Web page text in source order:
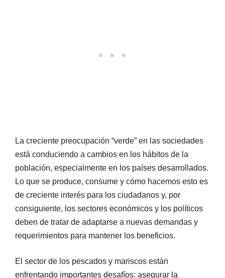
La creciente preocupación “verde” en las sociedades
está conduciendo a cambios en los hábitos de la
población, especialmente en los países desarrollados.
Lo que se produce, consume y cómo hacemos esto es
de creciente interés para los ciudadanos y, por
consiguiente, los sectores económicos y los políticos
deben de tratar de adaptarse a nuevas demandas y
requerimientos para mantener los beneficios.
El sector de los pescados y mariscos están
enfrentando importantes desafíos: asegurar la